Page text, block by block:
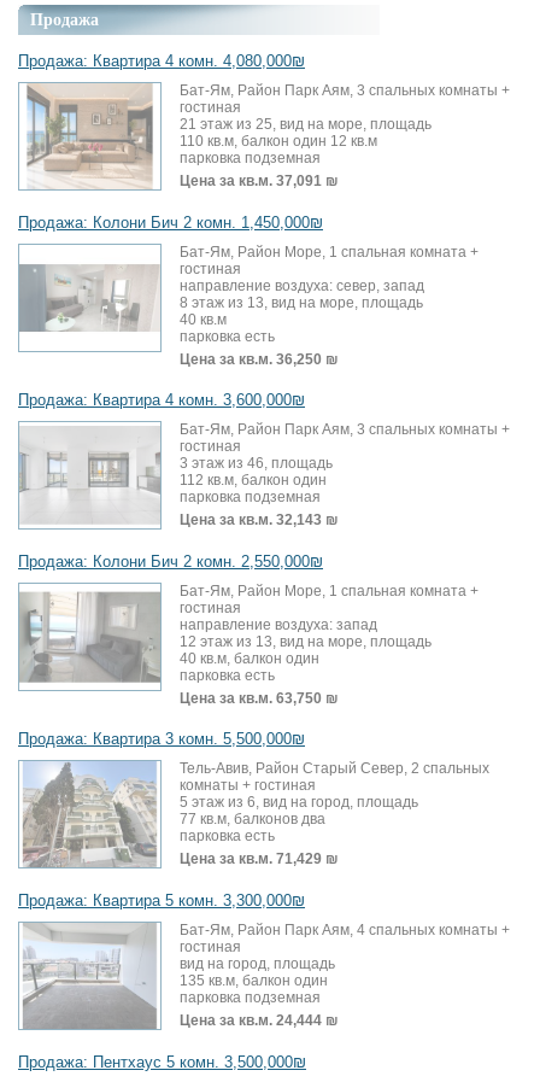
Продажа
Продажа: Квартира 4 комн. 4,080,000₪
Бат-Ям, Район Парк Аям, 3 спальных комнаты +
гостиная
21 этаж из 25, вид на море, площадь
110 кв.м, балкон один 12 кв.м
парковка подземная
Цена за кв.м. 37,091 ₪
Продажа: Колони Бич 2 комн. 1,450,000₪
Бат-Ям, Район Море, 1 спальная комната +
гостиная
направление воздуха: север, запад
8 этаж из 13, вид на море, площадь
40 кв.м
парковка есть
Цена за кв.м. 36,250 ₪
Продажа: Квартира 4 комн. 3,600,000₪
Бат-Ям, Район Парк Аям, 3 спальных комнаты +
гостиная
3 этаж из 46, площадь
112 кв.м, балкон один
парковка подземная
Цена за кв.м. 32,143 ₪
Продажа: Колони Бич 2 комн. 2,550,000₪
Бат-Ям, Район Море, 1 спальная комната +
гостиная
направление воздуха: запад
12 этаж из 13, вид на море, площадь
40 кв.м, балкон один
парковка есть
Цена за кв.м. 63,750 ₪
Продажа: Квартира 3 комн. 5,500,000₪
Тель-Авив, Район Старый Север, 2 спальных
комнаты + гостиная
5 этаж из 6, вид на город, площадь
77 кв.м, балконов два
парковка есть
Цена за кв.м. 71,429 ₪
Продажа: Квартира 5 комн. 3,300,000₪
Бат-Ям, Район Парк Аям, 4 спальных комнаты +
гостиная
вид на город, площадь
135 кв.м, балкон один
парковка подземная
Цена за кв.м. 24,444 ₪
Продажа: Пентхаус 5 комн. 3,500,000₪